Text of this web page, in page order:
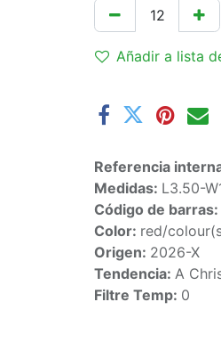
Añadir a lista
Referencia
Medidas: L3.50-
Código de barras:
Color: red/
Origen: 2026-X
Tendencia: A
Filtre Temp: 0